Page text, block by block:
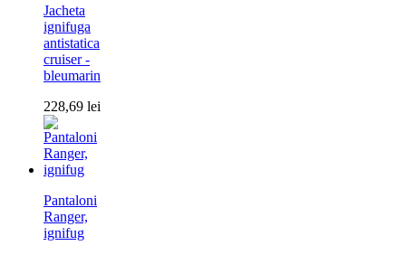
Jacheta
ignifuga
antistatica
cruiser -
bleumarin
228,69 lei
Pantaloni
Ranger,
ignifug